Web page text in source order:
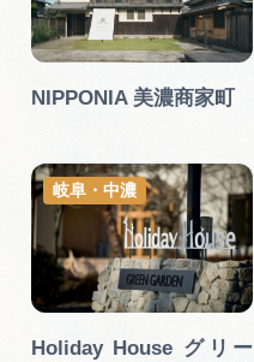
NIPPONIA 美濃商家町
Holiday House グリー
岐阜・中濃